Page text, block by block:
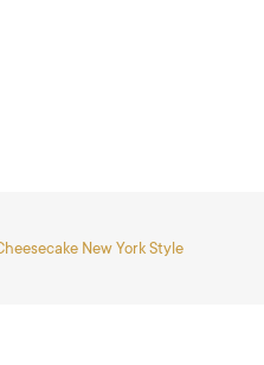
New York Style